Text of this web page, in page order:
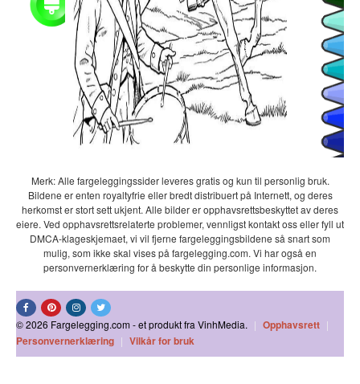
Merk: Alle fargeleggingssider leveres gratis og kun til personlig bruk.
Bildene er enten royaltyfrie eller bredt distribuert på Internett, og deres
herkomst er stort sett ukjent. Alle bilder er opphavsrettsbeskyttet av deres
eiere. Ved opphavsrettsrelaterte problemer, vennligst kontakt oss eller fyll ut
DMCA-klageskjemaet, vi vil fjerne fargeleggingsbildene så snart som
mulig, som ikke skal vises på fargelegging.com. Vi har også en
personvernerklæring for å beskytte din personlige informasjon.
© 2026 Fargelegging.com - et produkt fra VinhMedia. | Opphavsrett |
Personvernerklæring | Vilkår for bruk